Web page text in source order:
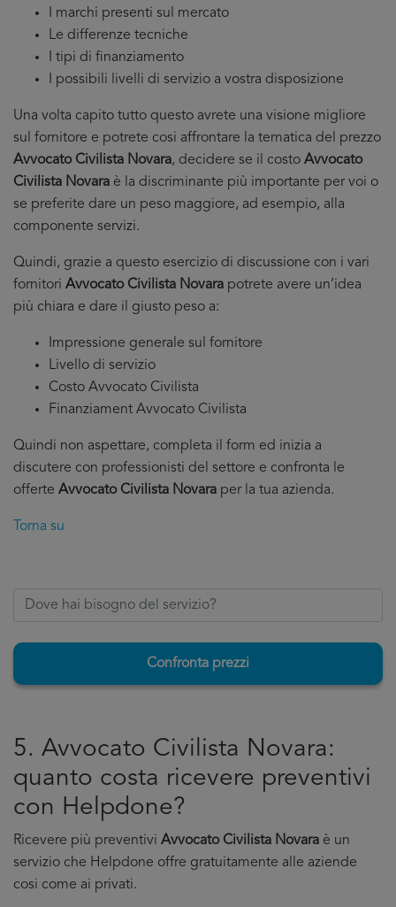
I marchi presenti sul mercato
Le differenze tecniche
I tipi di finanziamento
I possibili livelli di servizio a vostra disposizione
Una volta capito tutto questo avrete una visione migliore
sul fornitore e potrete cosi affrontare la tematica del prezzo
Avvocato Civilista Novara, decidere se il costo Avvocato
Civilista Novara è la discriminante più importante per voi o
se preferite dare un peso maggiore, ad esempio, alla
componente servizi.
Quindi, grazie a questo esercizio di discussione con i vari
fornitori Avvocato Civilista Novara potrete avere un’idea
più chiara e dare il giusto peso a:
Impressione generale sul fornitore
Livello di servizio
Costo Avvocato Civilista
Finanziament Avvocato Civilista
Quindi non aspettare, completa il form ed inizia a
discutere con professionisti del settore e confronta le
offerte Avvocato Civilista Novara per la tua azienda.
Torna su
Confronta prezzi
5. Avvocato Civilista Novara:
quanto costa ricevere preventivi
con Helpdone?
Ricevere più preventivi Avvocato Civilista Novara è un
servizio che Helpdone offre gratuitamente alle aziende
cosi come ai privati.